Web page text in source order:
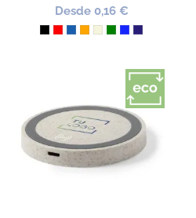
Desde 0,16 €
Negro
RojoAzulNaranja
BeigeVerdeAzul Royal
French Marino